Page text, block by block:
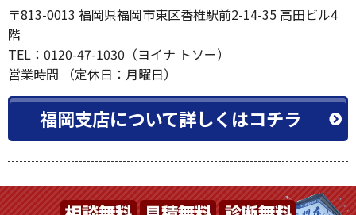
福岡支店
〒813-0013 福岡県福岡市東区香椎駅前2-14-35 高田ビル4
階
TEL：0120-47-1030（ヨイナ トソー）
営業時間 （定休日：月曜日）
福岡支店について詳しくはコチラ